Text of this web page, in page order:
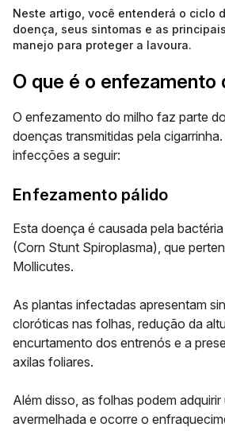
Neste artigo, você entenderá o ciclo
doença, seus sintomas e as
manejo para proteger a lavoura.
O que é o enfezamento
O enfezamento do milho faz parte
doenças transmitidas pela
infecções a seguir:
Enfezamento pálido
Esta doença é causada pela
(Corn Stunt Spiroplasma), que
Mollicutes.
As plantas infectadas apresentam
cloróticas nas folhas, redução da
encurtamento dos entrenós e a
axilas foliares.
Além disso, as folhas podem
avermelhada e ocorre o